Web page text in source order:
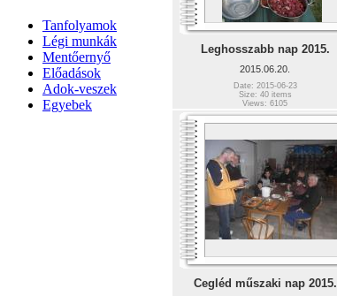
Tanfolyamok
Légi munkák
Mentőernyő
Előadások
Adok-veszek
Egyebek
Leghosszabb nap 2015.
2015.06.20.
Date: 2015-06-23
Size: 40 items
Views: 6105
Cegléd műszaki nap 2015.